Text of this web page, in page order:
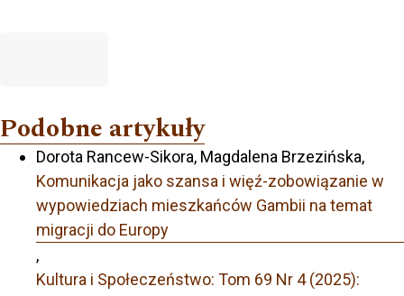
Podobne artykuły
Dorota Rancew-Sikora, Magdalena Brzezińska,
Komunikacja jako szansa i więź-zobowiązanie w
wypowiedziach mieszkańców Gambii na temat
migracji do Europy
,
Kultura i Społeczeństwo: Tom 69 Nr 4 (2025):